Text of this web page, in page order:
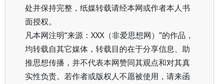
处并保持完整，纸媒转载请经本网或作者本人书
面授权。
凡本网注明“来源：XXX（非爱思想网）”的作品，
均转载自其它媒体，转载目的在于分享信息、助
推思想传播，并不代表本网赞同其观点和对其真
实性负责。若作者或版权人不愿被使用，请来函